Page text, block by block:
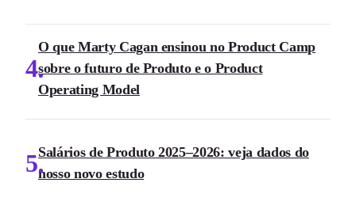
4
O que Marty Cagan ensinou no Product Camp
sobre o futuro de Produto e o Product
Operating Model
5Salários de Produto 2025–2026: veja dados do
nosso novo estudo